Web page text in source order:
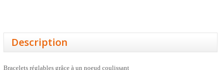
Description
Bracelets réglables grâce à un noeud coulissant